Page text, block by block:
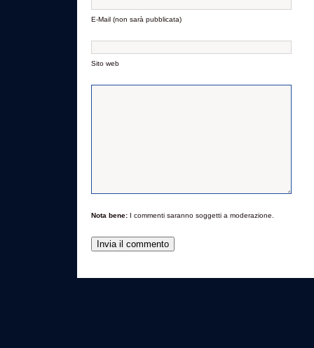
E-Mail (non sarà pubblicata)
Sito web
Nota bene: I commenti saranno soggetti a moderazione.